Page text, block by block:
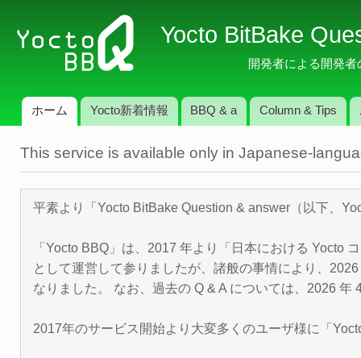
イ
コ
テ
ツ
に
移
動
Yocto BitBake
開発者による開発
メインメニュー
ホーム Yocto新着情報 BBQ & a Column & Tips
This service is available only in Japanese-
平素より「Yocto BitBake Question & answer（以下、
「Yocto BBQ」は、2017 年より「日本における Yocto
として運営して参りましたが、諸般の事情により、
なりました。 なお、過去の Q & A については、2026
2017年のサービス開始より大変多くのユーザ様に「